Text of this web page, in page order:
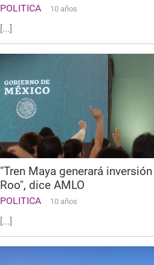
POLITICA 10 años
[...]
"Tren Maya generará
Roo", dice AMLO
POLITICA 10 años
[...]